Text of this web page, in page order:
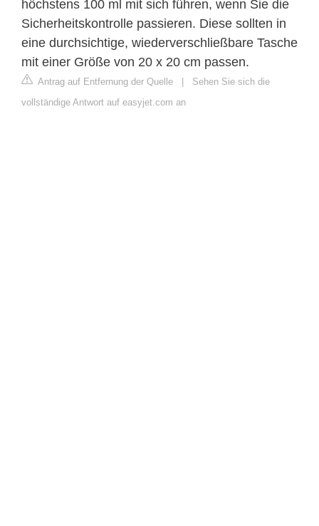
höchstens 100 ml mit sich führen, wenn Sie die
Sicherheitskontrolle passieren. Diese sollten in
eine durchsichtige, wiederverschließbare Tasche
mit einer Größe von 20 x 20 cm passen.
Antrag auf Entfernung der Quelle | Sehen Sie sich die
vollständige Antwort auf easyjet.com an